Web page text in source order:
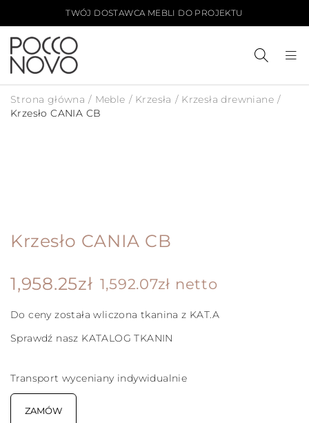
TWÓJ DOSTAWCA MEBLI DO PROJEKTU
Strona główna / Meble / Krzesła / Krzesła drewniane /
Krzesło CANIA CB
Krzesło CANIA CB
1,958.25zł 1,592.07zł netto
Do ceny została wliczona tkanina z KAT.A
Sprawdź nasz KATALOG TKANIN
Transport wyceniany indywidualnie
ZAMÓW